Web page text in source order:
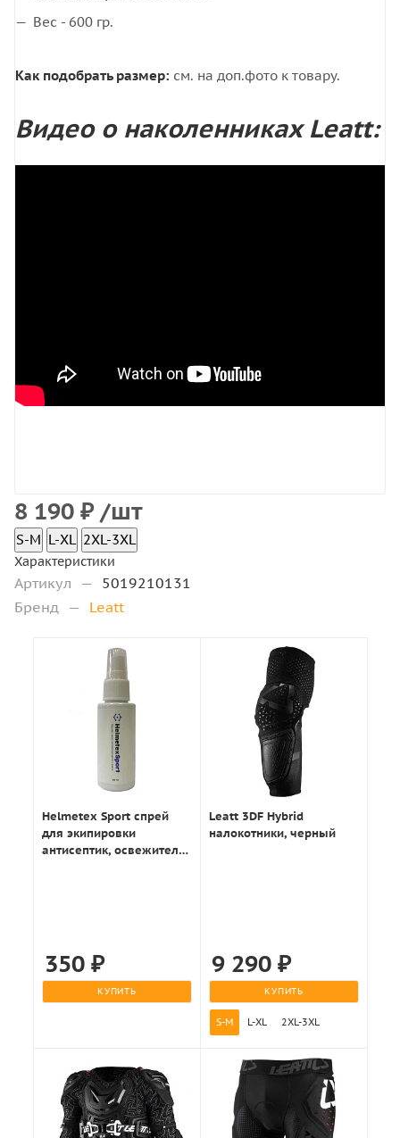
Вес - 600 гр.
Как подобрать размер: см. на доп.фото к товару.
Видео о наколенниках Leatt:
8 190 ₽ /шт
S-M L-XL 2XL-3XL
Характеристики
Артикул — 5019210131
Бренд
— Leatt
Helmetex Sport спрей
для экипировки
антисептик, освежитель
350₽
КУПИТЬ
Leatt 3DF Hybrid
налокотники, черный
9 290 ₽
КУПИТЬ
S-M L-XL 2XL-3XL